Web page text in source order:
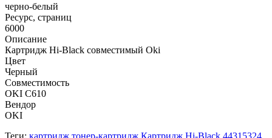
черно-белый
Ресурс, страниц
6000
Описание
Картридж Hi-Black совместимый Oki
Цвет
Черный
Совместимость
OKI C610
Вендор
OKI
Теги: картридж тонер-картридж Картридж Hi-Black 44315324